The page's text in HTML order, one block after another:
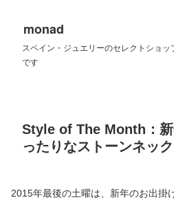
monad
スペイン・ジュエリーのセレクトショ
です
Style of The Month：
ったりなストーンネッ
2015年最後の土曜は、新年のお出掛